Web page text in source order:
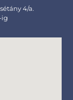
4/a.
ig